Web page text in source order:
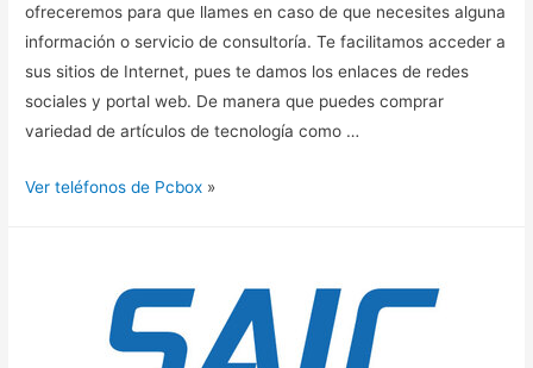
ofreceremos para que llames en caso de que necesites alguna
información o servicio de consultoría. Te facilitamos acceder a
sus sitios de Internet, pues te damos los enlaces de redes
sociales y portal web. De manera que puedes comprar
variedad de artículos de tecnología como …
Ver teléfonos de Pcbox »